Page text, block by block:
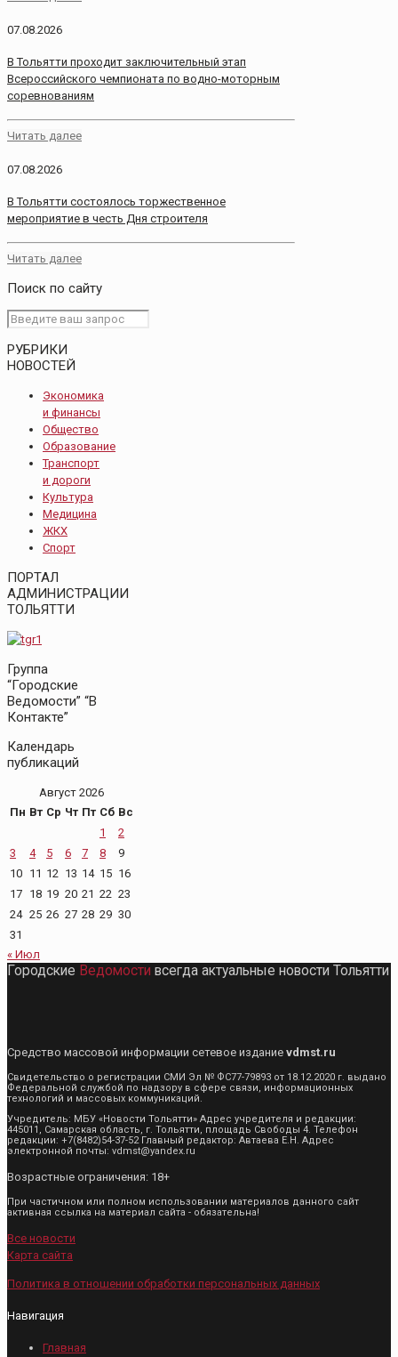
07.08.2026
В Тольятти проходит заключительный этап
Всероссийского чемпионата по водно-моторным
соревнованиям
Читать далее
07.08.2026
В Тольятти состоялось торжественное
мероприятие в честь Дня строителя
Читать далее
Поиск по сайту
РУБРИКИ
НОВОСТЕЙ
Экономика
и финансы
Общество
Образование
Транспорт
и дороги
Культура
Медицина
ЖКХ
Спорт
ПОРТАЛ
АДМИНИСТРАЦИИ
ТОЛЬЯТТИ
Группа
“Городские
Ведомости” “В
Контакте”
Календарь
публикаций
Август 2026
Пн Вт Ср Чт Пт Сб Вс
1
2
3
4 5 6 7 8
9
10 11 12 13 14 15 16
17 18 19 20 21 22 23
24 25 26 27 28 29 30
31
« Июл
Городские Ведомости всегда актуальные новости Тольятти
Средство массовой информации сетевое издание vdmst.ru
Свидетельство о регистрации СМИ Эл № ФС77-79893 от 18.12.2020 г. выдано
Федеральной службой по надзору в сфере связи, информационных
технологий и массовых коммуникаций.
Учредитель: МБУ «Новости Тольятти» Адрес учредителя и редакции:
445011, Самарская область, г. Тольятти, площадь Свободы 4. Телефон
редакции: +7(8482)54-37-52 Главный редактор: Автаева Е.Н. Адрес
электронной почты: vdmst@yandex.ru
Возрастные ограничения: 18+
При частичном или полном использовании материалов данного сайт
активная ссылка на материал сайта - обязательна!
Все новости
Карта сайта
Политика в отношении обработки персональных данных
Навигация
Главная